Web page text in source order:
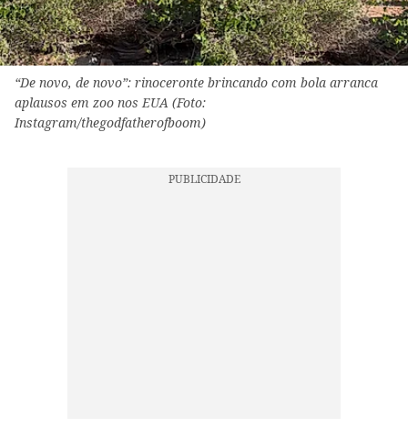
“De novo, de novo”: rinoceronte brincando com bola arranca
aplausos em zoo nos EUA (Foto:
Instagram/thegodfatherofboom)